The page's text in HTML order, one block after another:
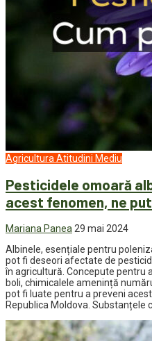
Agricultura Atitudini Mediu
Pesticidele omoară
acest fenomen, ne
Mariana Panea 29 mai 2024
Albinele, esențiale pentru
pot fi deseori afectate de
în agricultură. Concepute pentru
boli, chimicalele amenință
pot fi luate pentru a preveni
Republica Moldova. Substanțele